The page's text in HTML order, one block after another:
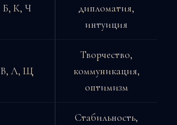
Б, К, Ч
дипломатия,
интуиция
В, Л, Щ
Творчество,
коммуникация,
оптимизм
Стабильность,